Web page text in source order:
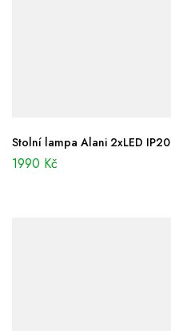
Stolní lampa Alani 2xLED IP20
1990 Kč